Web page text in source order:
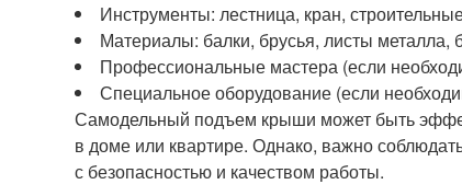
Инструменты: лестница, кран,
Материалы: балки, брусья, листы металла,
Профессиональные мастера (если
Специальное оборудование (если
Самодельный подъем крыши может быть
в доме или квартире. Однако, важно
с безопасностью и качеством работы.